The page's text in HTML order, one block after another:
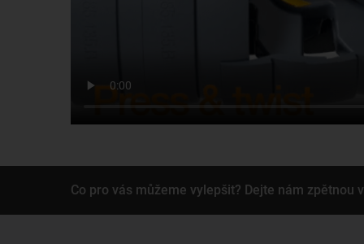
Co pro vás můžeme vylepšit? Dejte nám zpětnou